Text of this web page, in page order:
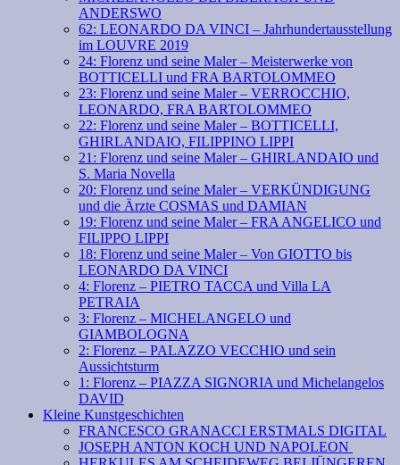
ANDERSWO
62: LEONARDO DA VINCI – Jahrhundertausstellung
im LOUVRE 2019
24: Florenz und seine Maler – Meisterwerke von
BOTTICELLI und FRA BARTOLOMMEO
23: Florenz und seine Maler – VERROCCHIO,
LEONARDO, FRA BARTOLOMMEO
22: Florenz und seine Maler – BOTTICELLI,
GHIRLANDAIO, FILIPPINO LIPPI
21: Florenz und seine Maler – GHIRLANDAIO und
S. Maria Novella
20: Florenz und seine Maler – VERKÜNDIGUNG
und die Ärzte COSMAS und DAMIAN
19: Florenz und seine Maler – FRA ANGELICO und
FILIPPO LIPPI
18: Florenz und seine Maler – Von GIOTTO bis
LEONARDO DA VINCI
4: Florenz – PIETRO TACCA und Villa LA
PETRAIA
3: Florenz – MICHELANGELO und
GIAMBOLOGNA
2: Florenz – PALAZZO VECCHIO und sein
Aussichtsturm
1: Florenz – PIAZZA SIGNORIA und Michelangelos
DAVID
Kleine Kunstgeschichten
FRANCESCO GRANACCI ERSTMALS DIGITAL
JOSEPH ANTON KOCH UND NAPOLEON